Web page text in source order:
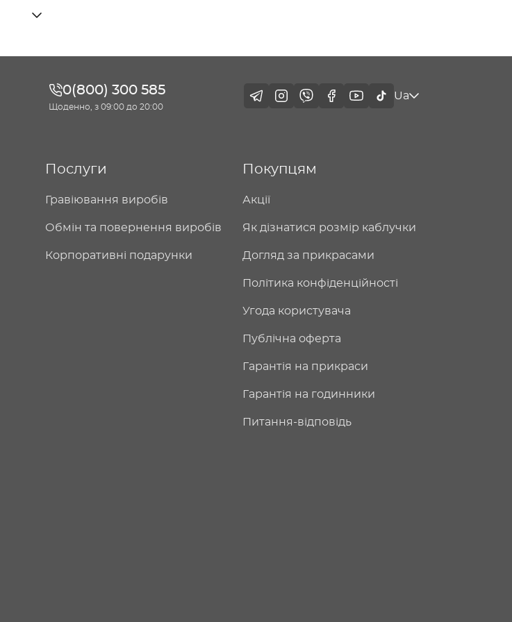
0(800) 300 585
Щоденно, з 09:00 до 20:00
Ua
Послуги
Гравіювання виробів
Обмін та повернення виробів
Корпоративні подарунки
Покупцям
Акції
Як дізнатися розмір каблучки
Догляд за прикрасами
Політика конфіденційності
Угода користувача
Публічна оферта
Гарантія на прикраси
Гарантія на годинники
Питання-відповідь